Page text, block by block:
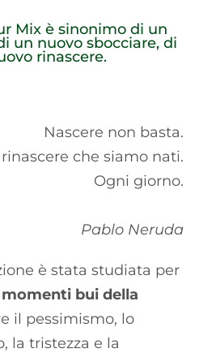
Mix è sinonimo di un
un nuovo sbocciare, di
rinascere.
Nascere non basta.
rinascere che siamo nati.
Ogni giorno.
Pablo Neruda
è stata studiata per
bui della
il pessimismo, lo
la tristezza e la